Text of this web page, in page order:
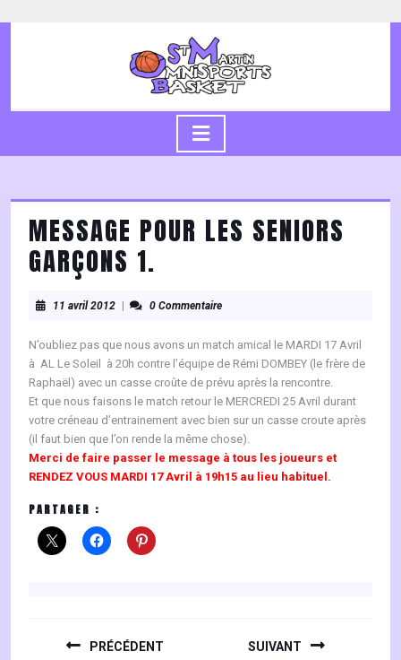
to
MESSAGE POUR LES SENIORS
GARÇONS 1.
11 avril 201211
0 Commentaire
N’oubliez pas que nous avons un match amical le MARDI 17 Avril
à AL Le Soleil à 20h contre l’équipe de Rémi DOMBEY (le frère de
Raphaël) avec un casse croûte de prévu après la rencontre.
Et que nous faisons le match retour le MERCREDI 25 Avril durant
votre créneau d’entrainement avec bien sur un casse croute après
(il faut bien que l’on rende la même chose).
Merci de faire passer le message à tous les joueurs et
RENDEZ VOUS MARDI 17 Avril à 19h15 au lieu habituel.
PARTAGER :
PRÉCÉDENT SUIVANT